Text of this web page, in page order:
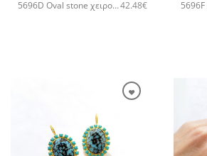
5696D Oval stone χειροποίητο δαχτυλιδι Catherine bijoux Πράσινο42.48€